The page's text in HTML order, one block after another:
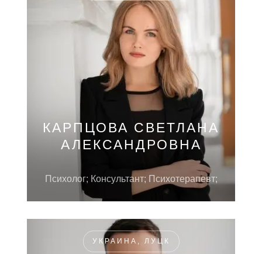
КАРПЦОВА СВЕТЛАНА
АЛЕКСАНДРОВНА
Психолог; Консультант; Психотерапевт;
УКРАИНА, ЛУЦК